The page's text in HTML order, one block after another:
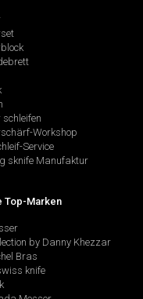
schleifen
Workshop
Service
sknife Manufaktur
Top-Marken
by Danny Khezzar
Bras
knife